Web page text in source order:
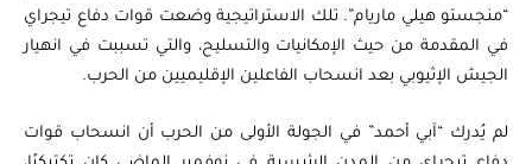
“منجستو هيلي ماريام”. تلك الاستراتيجية وضعت قوات دفاع تيجراي
في المقدمة من حيث الإمكانيات والتسليح، والتي تسببت في انهيار
الجيش الإثيوبي بعد انسحاب الفاعلين الإقليميين من الحرب.
لم يُدرك “آبي أحمد” في الجولة الأولى من الحرب أن انسحاب قوات